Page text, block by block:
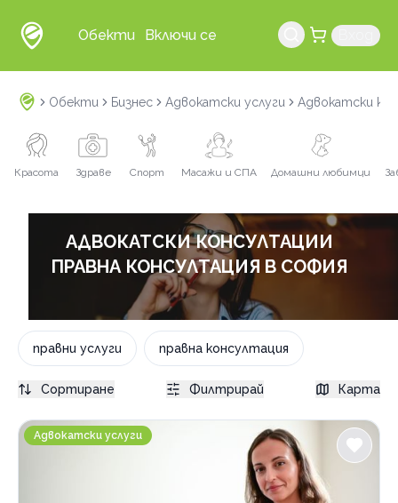
Обекти Включи се
Обекти Бизнес Адвокатски услуги Адвокатски
Красота Здраве Спорт Масажи и СПА Домашни любимци
АДВОКАТСКИ КОНСУЛТАЦИИ
ПРАВНА КОНСУЛТАЦИЯ В СОФИЯ
правни услуги правна консултация
Адвокатско дружество Дилова и партньори
Адвокатски услуги
Сортиране Филтрирай Карта
София